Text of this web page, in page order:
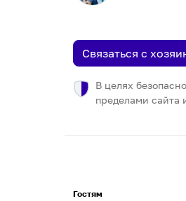
Связаться с
В целях
пределами сайта
Гостям